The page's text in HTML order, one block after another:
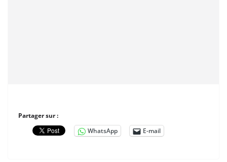
Partager sur :
WhatsApp
E-mail